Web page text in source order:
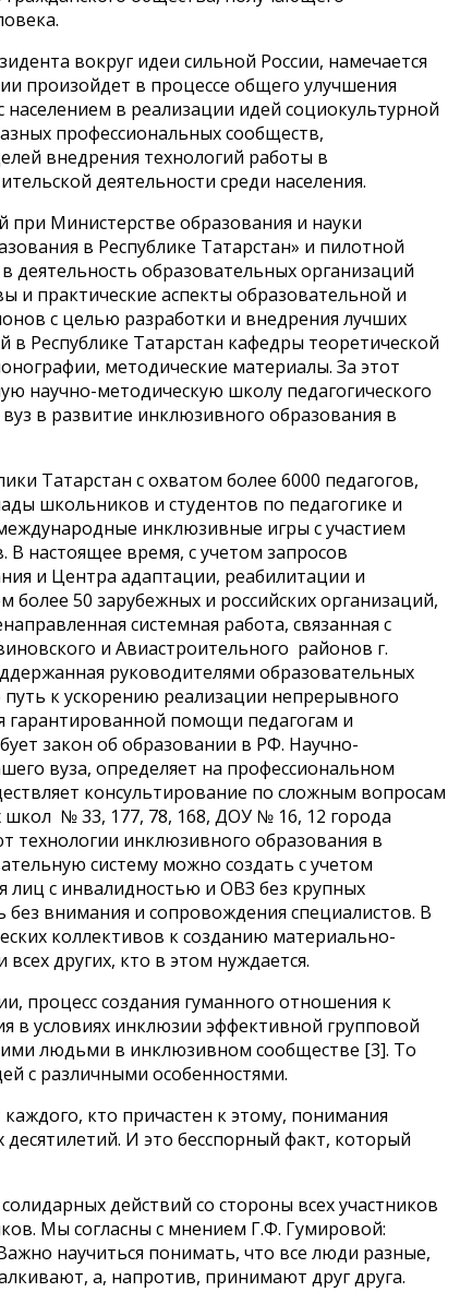
вокруг идеи сильной России, намечается
произойдет в процессе общего улучшения
в реализации идей социокультурной
профессиональных сообществ,
внедрения технологий работы в
деятельности среди населения.
Министерстве образования и науки
в Республике Татарстан» и пилотной
образовательных организаций
и практические аспекты образовательной и
с целью разработки и внедрения лучших
Республике Татарстан кафедры теоретической
методические материалы. За этот
научно-методическую школу педагогического
в развитие инклюзивного образования в
Татарстан с охватом более 6000 педагогов,
школьников и студентов по педагогике и
инклюзивные игры с участием
В настоящее время, с учетом запросов
и Центра адаптации, реабилитации и
50 зарубежных и российских организаций,
системная работа, связанная с
и Авиастроительного районов г.
руководителями образовательных
к ускорению реализации непрерывного
гарантированной помощи педагогам и
закон об образовании в РФ. Научно-
вуза, определяет на профессиональном
консультирование по сложным вопросам
№ 33, 177, 78, 168, ДОУ № 16, 12 города
технологии инклюзивного образования в
систему можно создать с учетом
лиц с инвалидностью и ОВЗ без крупных
внимания и сопровождения специалистов. В
коллективов к созданию материально-
других, кто в этом нуждается.
процесс создания гуманного отношения к
в условиях инклюзии эффективной групповой
людьми в инклюзивном сообществе [3]. То
с различными особенностями.
кто причастен к этому, понимания
И это бесспорный факт, который
действий со стороны всех участников
Мы согласны с мнением Г.Ф. Гумировой:
научиться понимать, что все люди разные,
а, напротив, принимают друг друга.